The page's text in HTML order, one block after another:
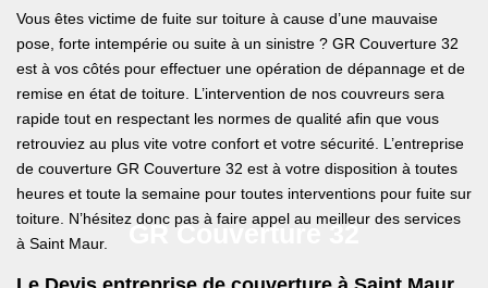
GR Couverture 32
Vous êtes victime de fuite sur toiture à cause d’une mauvaise
pose, forte intempérie ou suite à un sinistre ? GR Couverture 32
est à vos côtés pour effectuer une opération de dépannage et de
remise en état de toiture. L’intervention de nos couvreurs sera
rapide tout en respectant les normes de qualité afin que vous
retrouviez au plus vite votre confort et votre sécurité. L’entreprise
de couverture GR Couverture 32 est à votre disposition à toutes
heures et toute la semaine pour toutes interventions pour fuite sur
toiture. N’hésitez donc pas à faire appel au meilleur des services
à Saint Maur.